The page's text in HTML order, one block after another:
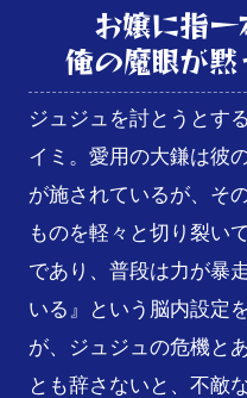
お嬢に指一
俺の魔眼が黙
ジュジュを討とうとす
イミ。愛用の大鎌は彼
が施されているが、そ
ものを軽々と切り裂い
であり、普段は力が暴
いる』という脳内設定
が、ジュジュの危機と
とも辞さないと、不敵